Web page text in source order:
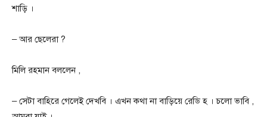
শাড়ি ।
– আর ছেলেরা ?
মিলি রহমান বললেন ,
– সেটা বাহিরে গেলেই দেখবি । এখন কথা না বাড়িয়ে রেডি হ । চলো ভাবি ,